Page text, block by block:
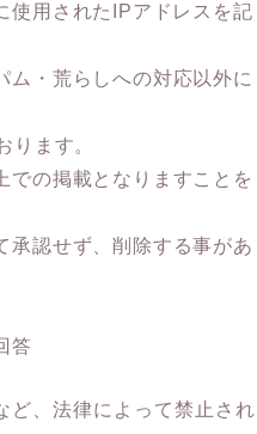
使用されたIPアドレスを記
ム・荒らしへの対応以外に
ります。
での掲載となりますことを
承認せず、削除する事があ
答
ど、法律によって禁止され